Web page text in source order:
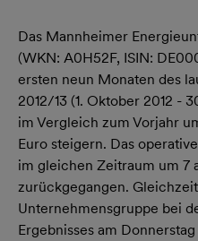
Das Mannheimer
(WKN: A0H52F, ISIN:
ersten neun Monaten des
2012/13 (1. Oktober 2012 -
im Vergleich zum Vorjahr
Euro steigern. Das
im gleichen Zeitraum um 7
zurückgegangen.
Unternehmensgruppe bei
Ergebnisses am